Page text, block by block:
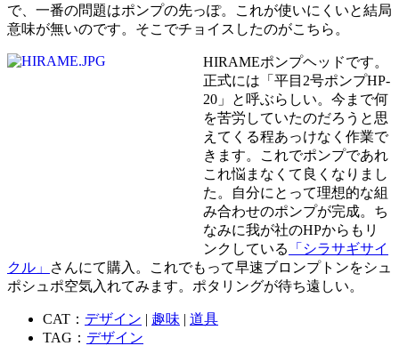
で、一番の問題はポンプの先っぽ。これが使いにくいと結局
意味が無いのです。そこでチョイスしたのがこちら。
HIRAMEポンプヘッドです。
正式には「平目2号ポンプHP-
20」と呼ぶらしい。今まで何
を苦労していたのだろうと思
えてくる程あっけなく作業で
きます。これでポンプであれ
これ悩まなくて良くなりまし
た。自分にとって理想的な組
み合わせのポンプが完成。ち
なみに我が社のHPからもリ
ンクしている
「シラサギサイ
クル」
さんにて購入。これでもって早速ブロンプトンをシュ
ポシュポ空気入れてみます。ポタリングが待ち遠しい。
CAT： デザイン | 趣味 | 道具
TAG： デザイン